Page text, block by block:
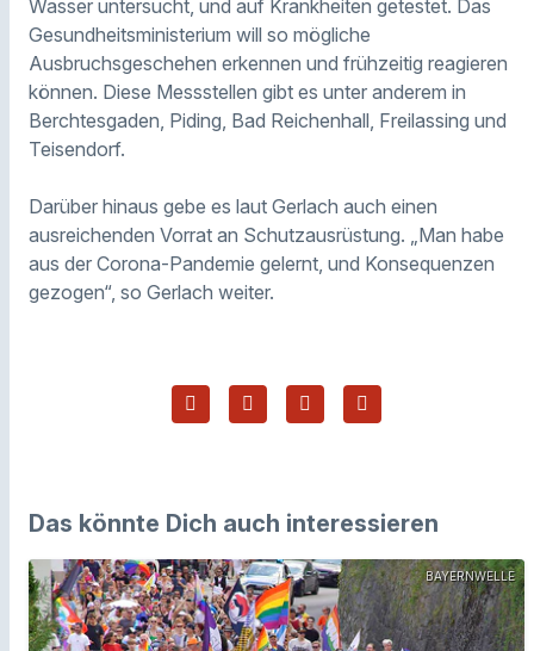
Wasser untersucht, und auf Krankheiten getestet. Das
Gesundheitsministerium will so mögliche
Ausbruchsgeschehen erkennen und frühzeitig reagieren
können. Diese Messstellen gibt es unter anderem in
Berchtesgaden, Piding, Bad Reichenhall, Freilassing und
Teisendorf.
Darüber hinaus gebe es laut Gerlach auch einen
ausreichenden Vorrat an Schutzausrüstung. „Man habe
aus der Corona-Pandemie gelernt, und Konsequenzen
gezogen“, so Gerlach weiter.
Das könnte Dich auch interessieren
BAYERNWELLE